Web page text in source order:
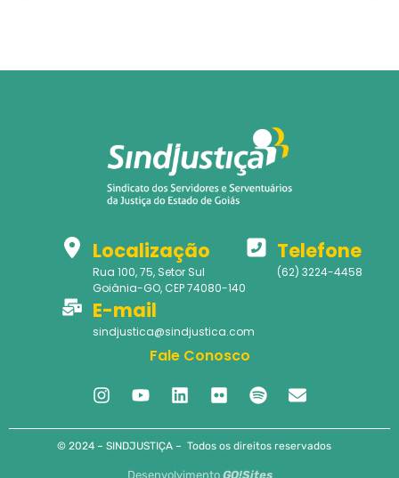
Localização
Rua 100, 75, Setor Sul
Goiânia-GO, CEP 74080-140
Telefone
(62) 3224-4458
E-mail
sindjustica@sindjustica.com
Fale Conosco
© 2024 – SINDJUSTIÇA – Todos os direitos reservados
Desenvolvimento GO!Sites